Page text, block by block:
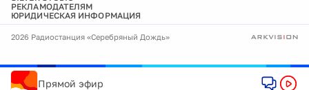
РЕКЛАМОДАТЕЛЯМ
ЮРИДИЧЕСКАЯ ИНФОРМАЦИЯ
2026 Радиостанция «Серебряный Дождь»
Прямой эфир